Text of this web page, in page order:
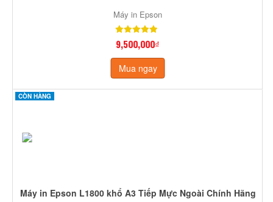
Máy in Epson
9,500,000₫
Mua ngay
CÒN HÀNG
Máy in Epson L1800 khổ A3 Tiếp Mực Ngoài Chính Hãng